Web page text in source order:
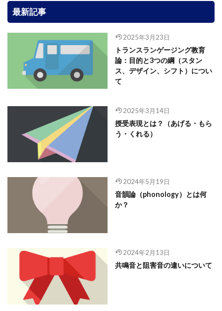
最新記事
2025年3月23日
トランスランゲージング教育
論：目的と3つの綱（スタン
ス、デザイン、シフト）につい
て
2025年3月14日
授受表現とは？（あげる・もら
う・くれる）
2024年5月19日
音韻論（phonology）とは何
か？
2024年2月13日
共鳴音と阻害音の違いについて